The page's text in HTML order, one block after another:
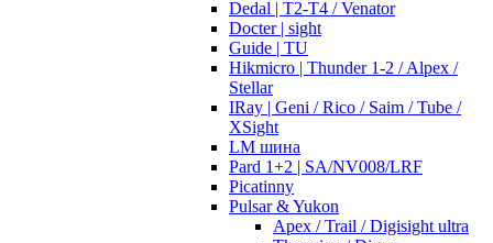
Dedal | T2-T4 / Venator
Docter | sight
Guide | TU
Hikmicro | Thunder 1-2 / Alpex /
Stellar
IRay | Geni / Rico / Saim / Tube /
XSight
LM шина
Pard 1+2 | SA/NV008/LRF
Picatinny
Pulsar & Yukon
Apex / Trail / Digisight ultra